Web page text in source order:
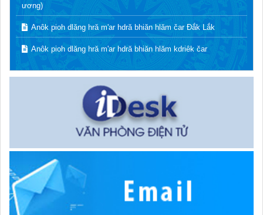
ương)
Anôk pioh dlăng hră m'ar hdră bhiăn hlăm čar Đắk Lắk
Anôk pioh dlăng hră m'ar hdră bhiăn hlăm kdriêk čar